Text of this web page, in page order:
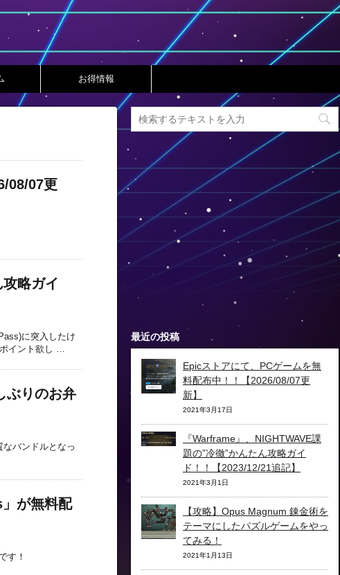
お得情報
08/07更
略ガイ
に突入したけ
ポイント欲し …
ぶりのお弁
なバンドルとなっ
が無料配
す！
最近の投稿
Epicストアにて、PCゲームを無
料配布中！！【2026/08/07更
新】
2021年3月17日
『Warframe』、NIGHTWAVE課
題の”冷徹”かんたん攻略ガイ
ド！！【2023/12/21追記】
2021年3月1日
【攻略】Opus Magnum 錬金術を
テーマにしたパズルゲームをやっ
てみる！
2021年1月13日